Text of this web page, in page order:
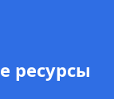
ресурсы